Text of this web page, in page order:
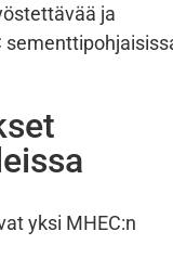
ja
yksi MHEC:n